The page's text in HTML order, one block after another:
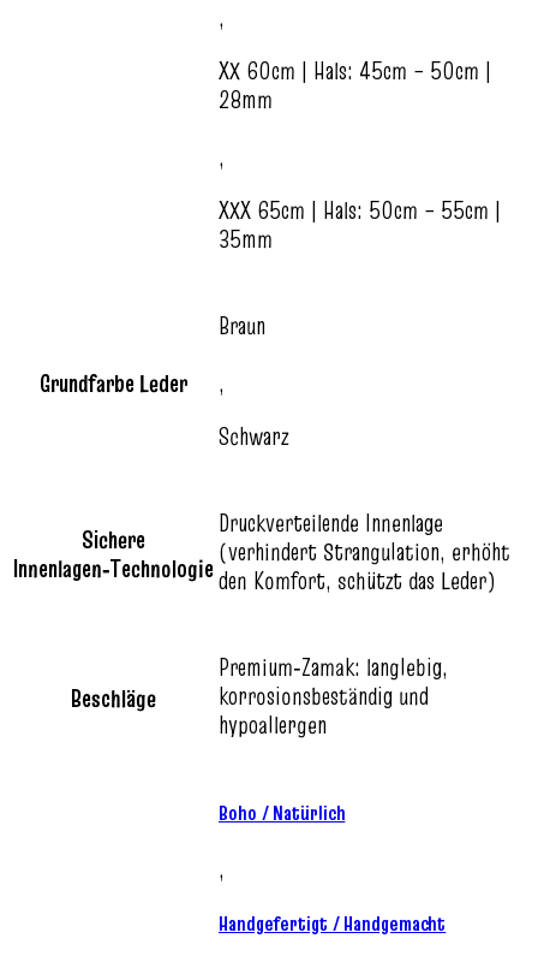
,
XX 60cm | Hals: 45cm – 50cm |
28mm
,
XXX 65cm | Hals: 50cm – 55cm |
35mm
Grundfarbe Leder
Braun
,
Schwarz
Sichere
Innenlagen‑Technologie
Druckverteilende Innenlage
(verhindert Strangulation, erhöht
den Komfort, schützt das Leder)
Beschläge
Premium‑Zamak: langlebig,
korrosionsbeständig und
hypoallergen
Boho / Natürlich
,
Handgefertigt / Handgemacht